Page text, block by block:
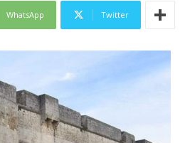
WhatsApp Twitter